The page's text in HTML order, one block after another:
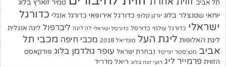
תל אביב
טמיר זוארץ בלוג
יוחאי שטנצלר בלוג יורגן קלופ כדורגל אירופאי כדורגל אנגלי כדורגל
ישראלי כדורגל עולמי כדורסל כדורסל ישראלי לה ליגה ליברפול ליגה אנגלית
ליגת האלופות ליגת העל מונדיאל 2018 מכבי חיפה מכבי תל
אביב מנצ'סטר יונייטד נבחרת ישראל עופר גולדמן בלוג פודקאסט
הזווית פרמייר ליג רועי זגה בלוג ריאל מדריד